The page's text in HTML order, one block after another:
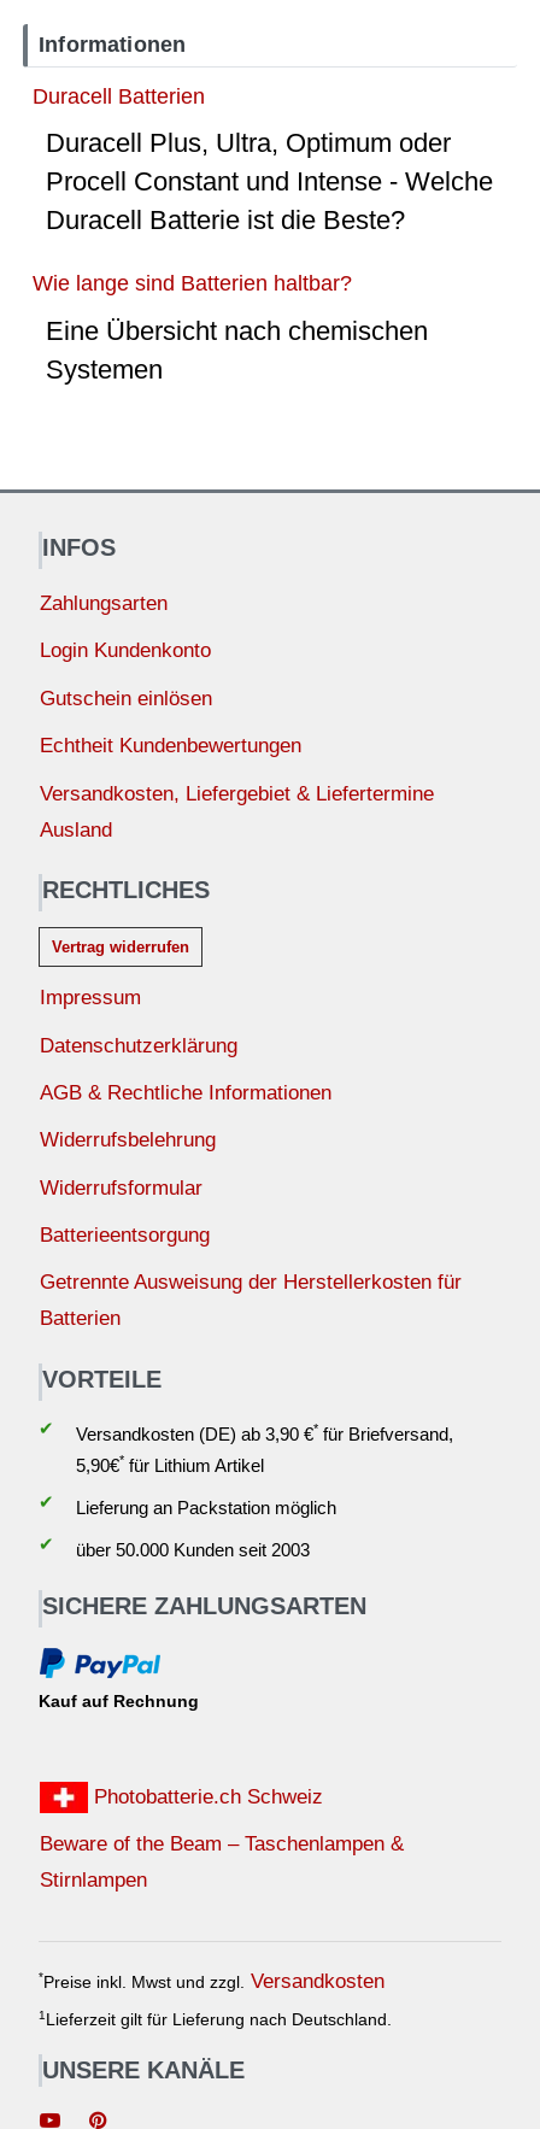
Informationen
Duracell Batterien
Duracell Plus, Ultra, Optimum oder
Procell Constant und Intense - Welche
Duracell Batterie ist die Beste?
Wie lange sind Batterien haltbar?
Eine Übersicht nach chemischen
Systemen
INFOS
Zahlungsarten
Login Kundenkonto
Gutschein einlösen
Echtheit Kundenbewertungen
Versandkosten, Liefergebiet & Liefertermine
Ausland
RECHTLICHES
Vertrag widerrufen
Impressum
Datenschutzerklärung
AGB & Rechtliche Informationen
Widerrufsbelehrung
Widerrufsformular
Batterieentsorgung
Getrennte Ausweisung der Herstellerkosten für
Batterien
VORTEILE
✔ Versandkosten (DE) ab 3,90 €*für Briefversand,
5,90€*für Lithium Artikel
✔
Lieferung an Packstation möglich
✔
über 50.000 Kunden seit 2003
SICHERE ZAHLUNGSARTEN
Kauf auf Rechnung
Photobatterie.ch Schweiz
Beware of the Beam – Taschenlampen &
Stirnlampen
*Preise inkl. Mwst und zzgl. Versandkosten
1 Lieferzeit gilt für Lieferung nach Deutschland.
UNSERE KANÄLE